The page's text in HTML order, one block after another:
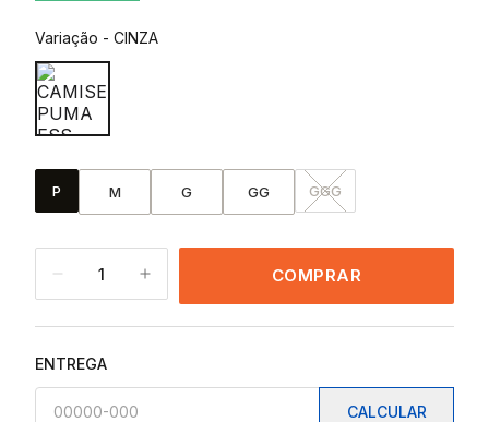
Variação - CINZA
P M G GG GGG
1 COMPRAR
ENTREGA
CALCULAR